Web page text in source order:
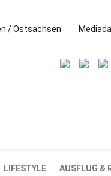
/ Ostsachsen
LIFESTYLE AUSFLUG &